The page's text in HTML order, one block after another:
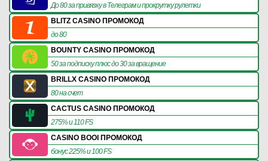
До 80 за привязку в Телеграм и прокрутку рулетки
BLITZ CASINO ПРОМОКОД
до 80
BOUNTY CASINO ПРОМОКОД
50 за подписку плюс до 30 за вращение
BRILLX CASINO ПРОМОКОД
80 на счет
CACTUS CASINO ПРОМОКОД
275% и 110 FS
CASINO BOOI ПРОМОКОД
бонус 225% и 100 FS